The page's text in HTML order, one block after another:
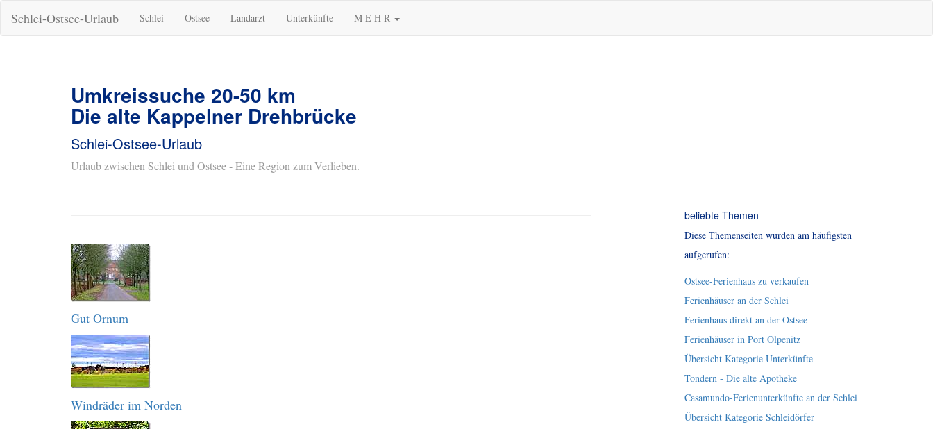
Schlei-Ostsee-Urlaub Schlei Ostsee Landarzt Unterkünfte M E H R
Umkreissuche 20-50 km
Die alte Kappelner Drehbrücke
Schlei-Ostsee-Urlaub
Urlaub zwischen Schlei und Ostsee - Eine Region zum Verlieben.
Gut Ornum
Windräder im Norden
beliebte Themen
Diese Themenseiten wurden am häufigsten
aufgerufen:
Ostsee-Ferienhaus zu verkaufen
Ferienhäuser an der Schlei
Ferienhaus direkt an der Ostsee
Ferienhäuser in Port Olpenitz
Übersicht Kategorie Unterkünfte
Tondern - Die alte Apotheke
Casamundo-Ferienunterkünfte an der Schlei
Übersicht Kategorie Schleidörfer